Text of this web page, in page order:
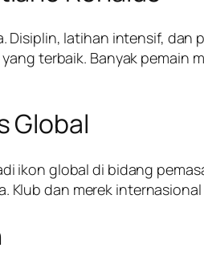
Disiplin, latihan intensif,
terbaik. Banyak
Global
ikon global di bidang
Klub dan merek